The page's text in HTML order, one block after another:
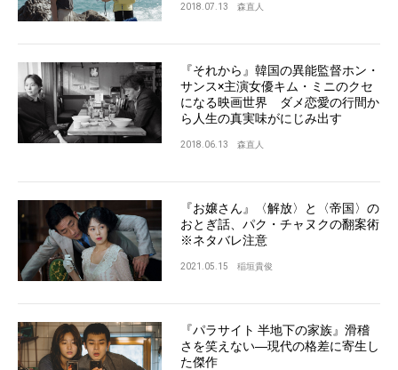
2018.07.13 森直人
『それから』韓国の異能監督ホン・
サンス×主演女優キム・ミニのクセ
になる映画世界 ダメ恋愛の行間か
ら人生の真実味がにじみ出す
2018.06.13 森直人
『お嬢さん』〈解放〉と〈帝国〉の
おとぎ話、パク・チャヌクの翻案術
※ネタバレ注意
2021.05.15 稲垣貴俊
『パラサイト 半地下の家族』滑稽
さを笑えない―現代の格差に寄生し
た傑作